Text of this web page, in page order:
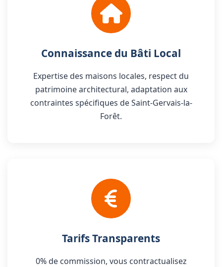
Connaissance du Bâti Local
Expertise des maisons locales, respect du
patrimoine architectural, adaptation aux
contraintes spécifiques de Saint-Gervais-la-
Forêt.
Tarifs Transparents
0% de commission, vous contractualisez